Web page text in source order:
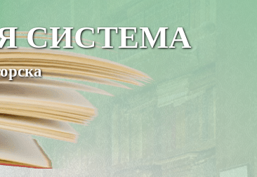
СИСТЕМА